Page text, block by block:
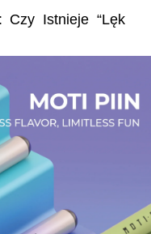
Czy Istnieje “Lęk